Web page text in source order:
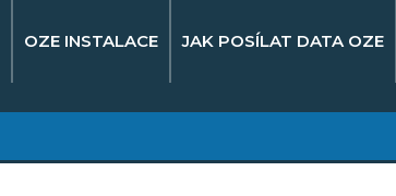
OZE INSTALACE JAK POSÍLAT DATA OZE